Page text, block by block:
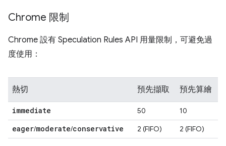
Chrome 限制
Chrome 設有 Speculation Rules API 用量限制，可避免過
度使用：
熱切 預先擷取 預先算繪
immediate 50 10
eager/moderate/conservative 2 (FIFO) 2 (FIFO)